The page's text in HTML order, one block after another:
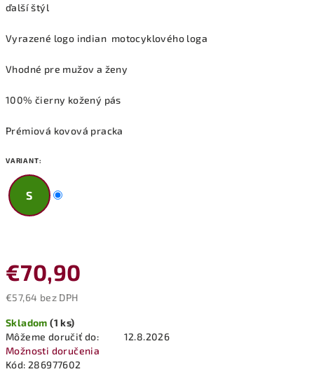
ďalší štýl
Vyrazené logo indian motocyklového loga
Vhodné pre mužov a ženy
100% čierny kožený pás
Prémiová kovová pracka
VARIANT:
S
€70,90
€57,64 bez DPH
cena:
Skladom(1 ks)
Môžeme doručiť do:
12.8.2026
Možnosti doručenia
Kód: 286977602